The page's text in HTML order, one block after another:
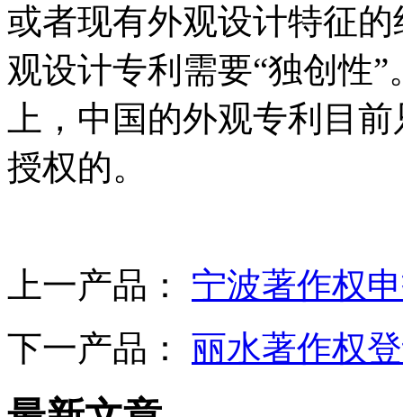
或者现有外观设计特征
观设计专利需要“独创性
上，中国的外观专利目
授权的。
上一产品： 宁波著作权
下一产品： 丽水著作权